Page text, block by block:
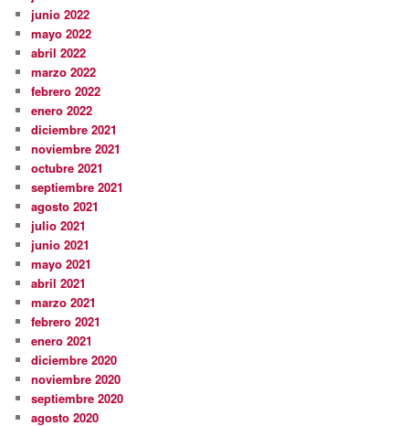
junio 2022
mayo 2022
abril 2022
marzo 2022
febrero 2022
enero 2022
diciembre 2021
noviembre 2021
octubre 2021
septiembre 2021
agosto 2021
julio 2021
junio 2021
mayo 2021
abril 2021
marzo 2021
febrero 2021
enero 2021
diciembre 2020
noviembre 2020
septiembre 2020
agosto 2020